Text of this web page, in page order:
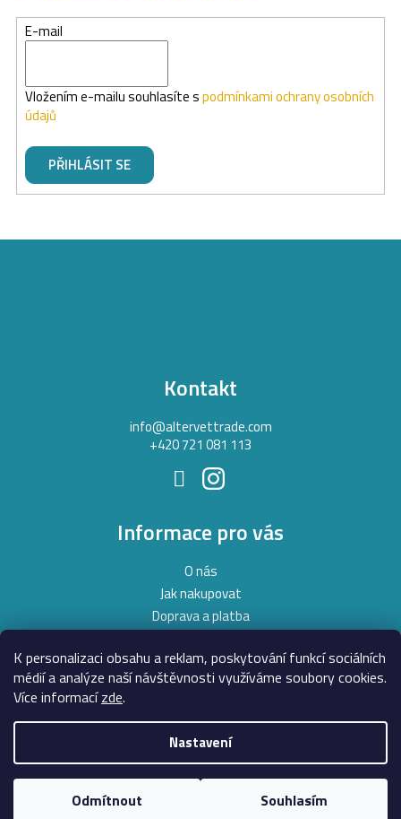
K personalizaci obsahu a reklam, poskytování funkcí sociálních
médií a analýze naší návštěvnosti využíváme soubory cookies.
Více informacízde.
Nastavení
Odmítnout Souhlasím
E-mail
Vložením e-mailu souhlasíte spodmínkami ochrany osobních
údajů
PŘIHLÁSIT SE
Kontakt
info@altervettrade.com
+420 721 081 113
Informace pro vás
O nás
Jak nakupovat
Doprava a platba
Podmínky ochrany osobních údajů
Moje objednávka
Copyright 2026AlterVet. Všechna práva vyhrazena.Upravit
nastavení cookies